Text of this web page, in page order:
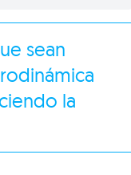
sean
la